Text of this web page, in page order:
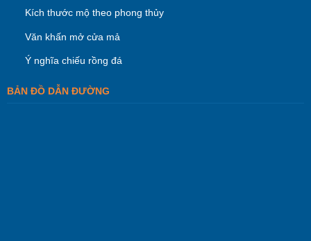
Kích thước mộ theo phong thủy
Văn khấn mở cửa mả
Ý nghĩa chiếu rồng đá
BẢN ĐỒ DẪN ĐƯỜNG